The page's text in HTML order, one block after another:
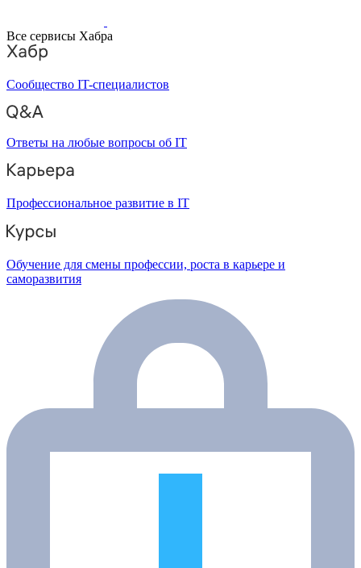
Все сервисы Хабра
Сообщество IT-специалистов
Ответы на любые вопросы об IT
Профессиональное развитие в IT
Обучение для смены профессии, роста в карьере и
саморазвития